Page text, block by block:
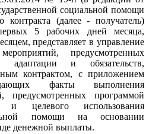
социальной помощи
контракта (далее - получатель)
5 рабочих дней месяца,
представляет в управление
предусмотренных
адаптации и обязательств,
контрактом, с приложением
факты выполнения
предусмотренных программой
и целевого использования
помощи на основании
денежной выплаты.